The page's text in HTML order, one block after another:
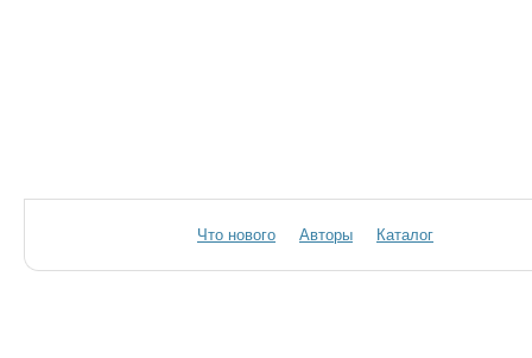
Что нового Авторы Каталог